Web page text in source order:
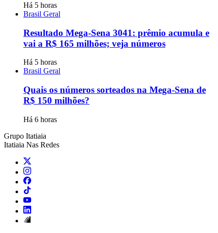
Há 5 horas
Brasil Geral
Resultado Mega-Sena 3041: prêmio acumula e
vai a R$ 165 milhões; veja números
Há 5 horas
Brasil Geral
Quais os números sorteados na Mega-Sena de
R$ 150 milhões?
Há 6 horas
Grupo Itatiaia
Itatiaia Nas Redes